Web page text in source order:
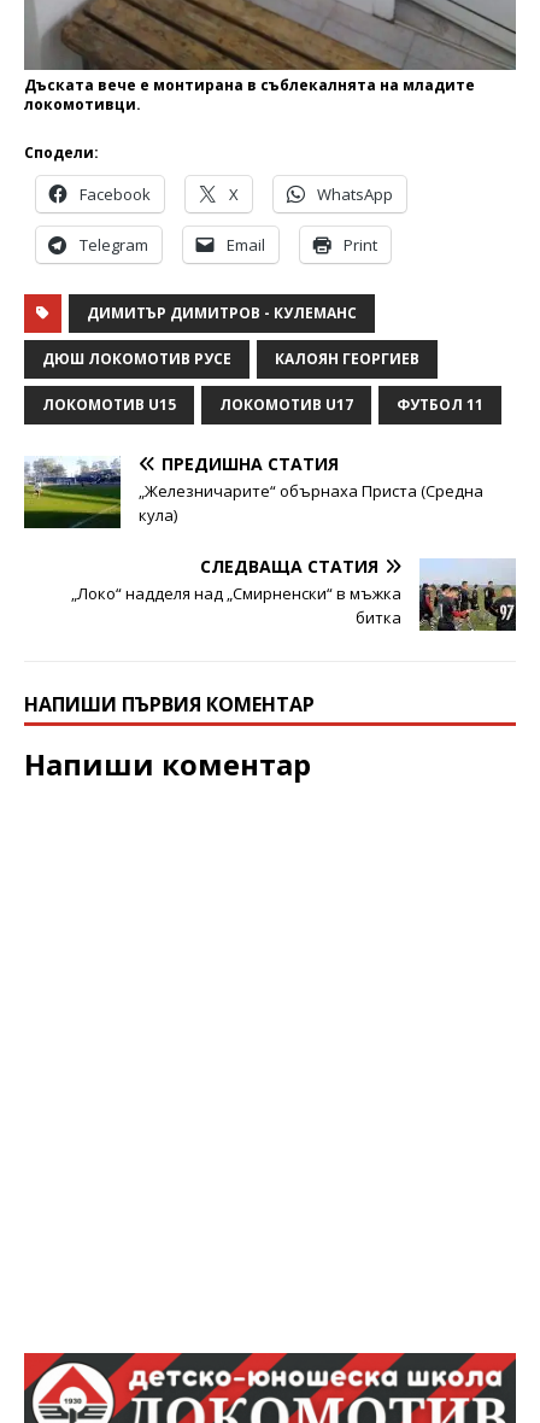
Дъската вече е монтирана в съблекалнята на младите
локомотивци.
Сподели:
Facebook X WhatsApp
Telegram Email Print
ДИМИТЪР ДИМИТРОВ - КУЛЕМАНС
ДЮШ ЛОКОМОТИВ РУСЕ КАЛОЯН ГЕОРГИЕВ
ЛОКОМОТИВ U15 ЛОКОМОТИВ U17 ФУТБОЛ 11
ПРЕДИШНА СТАТИЯ
„Железничарите“ обърнаха Приста (Средна
кула)
СЛЕДВАЩА СТАТИЯ
„Локо“ надделя над „Смирненски“ в мъжка
битка
НАПИШИ ПЪРВИЯ КОМЕНТАР
Напиши коментар